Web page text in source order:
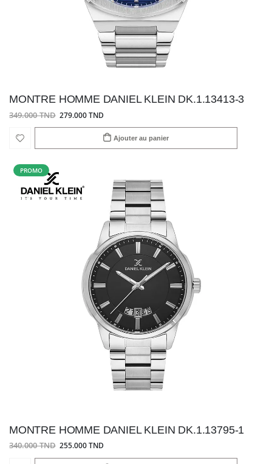
MONTRE HOMME DANIEL KLEIN DK.1.13413-3
349.000 TND 279.000 TND
Ajouter au panier
PROMO
MONTRE HOMME DANIEL KLEIN DK.1.13795-1
340.000 TND 255.000 TND